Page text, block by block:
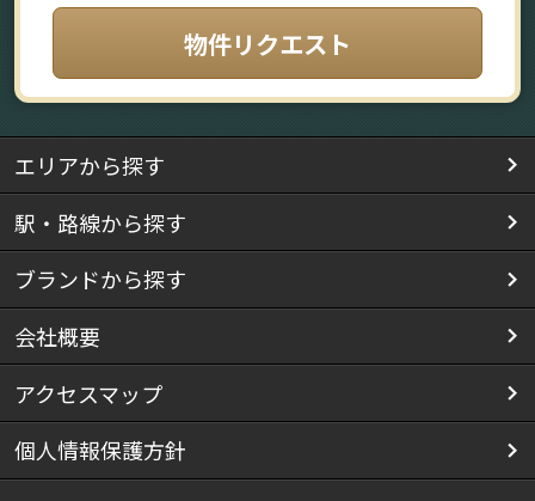
物件リクエスト
エリアから探す
駅・路線から探す
ブランドから探す
会社概要
アクセスマップ
個人情報保護方針